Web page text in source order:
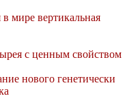
мире вертикальная
с ценным свойством
нового генетически